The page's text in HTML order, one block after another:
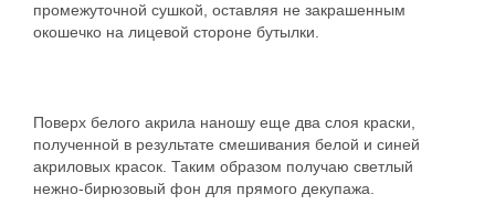
промежуточной сушкой, оставляя не закрашенным
окошечко на лицевой стороне бутылки.
Поверх белого акрила наношу еще два слоя краски,
полученной в результате смешивания белой и синей
акриловых красок. Таким образом получаю светлый
нежно-бирюзовый фон для прямого декупажа.